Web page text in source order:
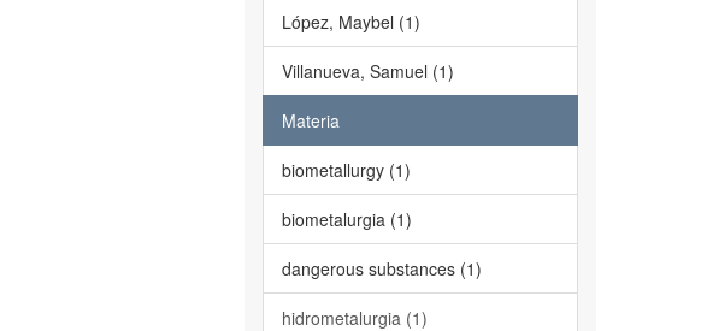
López, Maybel (1)
Villanueva, Samuel (1)
Materia
biometallurgy (1)
biometalurgia (1)
dangerous substances (1)
hidrometalurgia (1)